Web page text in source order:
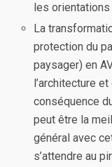
les
La
protection du
paysager) en
l’architecture
conséquence
peut être la
général avec
s’attendre au